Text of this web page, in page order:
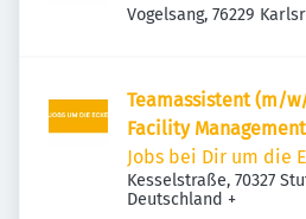
Vogelsang, 76229
Teamassistent (m/
Facility Management
Jobs bei Dir um die
Kesselstraße, 70327
Deutschland +